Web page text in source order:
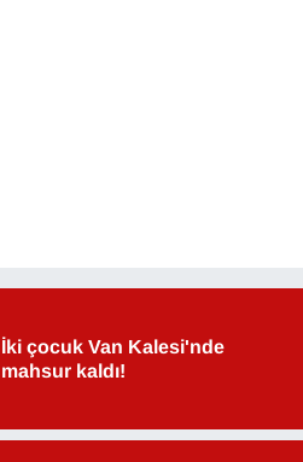
İki çocuk Van Kalesi'nde
mahsur kaldı!